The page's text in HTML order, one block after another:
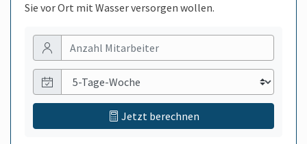
Sie vor Ort mit Wasser versorgen wollen.
Anzahl Personen
Anzahl Wochentage
Jetzt berechnen